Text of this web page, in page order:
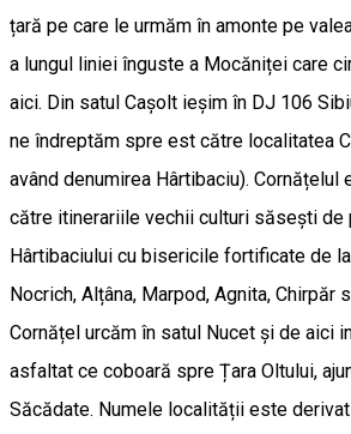
țară pe care le urmăm în amonte pe
a lungul liniei înguste a Mocăniței care
aici. Din satul Cașolt ieșim în DJ 106
ne îndreptăm spre est către localitatea
având denumirea Hârtibaciu). Cornățelul
către itinerariile vechii culturi săsești de
Hârtibaciului cu bisericile fortificate de
Nocrich, Alțâna, Marpod, Agnita, Chirpăr
Cornățel urcăm în satul Nucet și de aici
asfaltat ce coboară spre Țara Oltului,
Săcădate. Numele localității este